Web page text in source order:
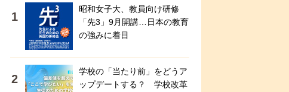
昭和女子大、教員向け研修
「先3」9月開講…日本の教育
の強みに着目
学校の「当たり前」をどうア
ップデートする？ 学校改革